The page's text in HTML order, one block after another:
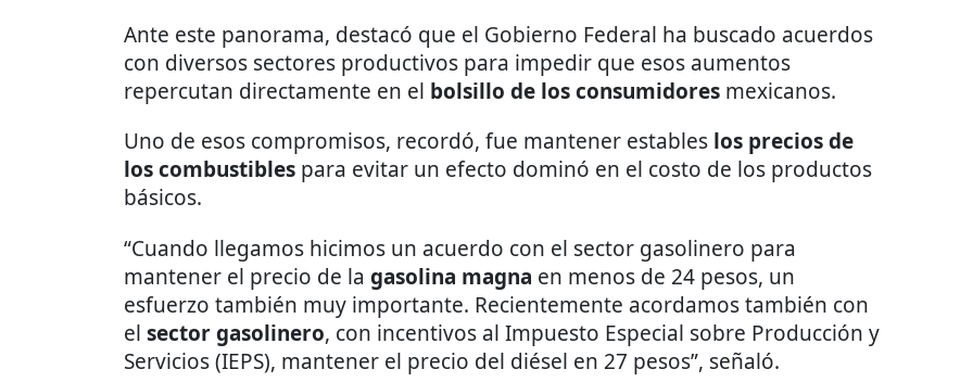
Ante este panorama, destacó que el Gobierno Federal ha buscado acuerdos
con diversos sectores productivos para impedir que esos aumentos
repercutan directamente en el bolsillo de los consumidores mexicanos.
Uno de esos compromisos, recordó, fue mantener estables los precios de
los combustibles para evitar un efecto dominó en el costo de los productos
básicos.
“Cuando llegamos hicimos un acuerdo con el sector gasolinero para
mantener el precio de la gasolina magna en menos de 24 pesos, un
esfuerzo también muy importante. Recientemente acordamos también con
el sector gasolinero, con incentivos al Impuesto Especial sobre Producción y
Servicios (IEPS), mantener el precio del diésel en 27 pesos”, señaló.